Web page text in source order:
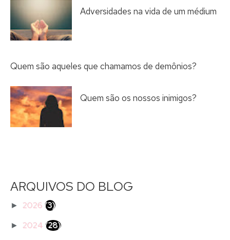
Adversidades na vida de um médium
Quem são aqueles que chamamos de demônios?
Quem são os nossos inimigos?
ARQUIVOS DO BLOG
► 2026 (3)
► 2024 (28)